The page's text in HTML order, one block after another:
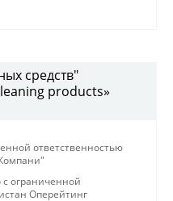
средств"
products»
ответственностью
ограниченной
Оперейтинг